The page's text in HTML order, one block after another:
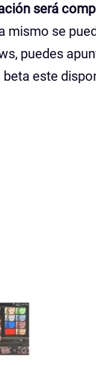
será
se
puedes
este